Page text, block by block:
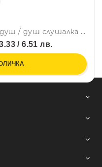
Спирателен кран за биде душ / душ слушалка 1/2" × 1/2" – Gun Metal
/ 6.51 лв.